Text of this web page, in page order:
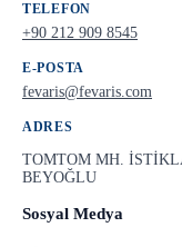
TELEFON
+90 212 909 8545
E-POSTA
fevaris@fevaris.com
ADRES
TOMTOM MH.
BEYOĞLU
Sosyal Medya